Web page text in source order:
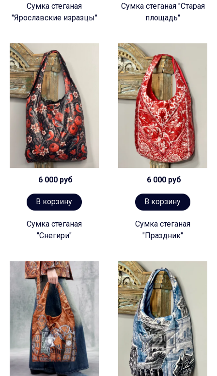
Сумка стеганая
"Ярославские изразцы"
Сумка стеганая "Старая
площадь"
6 000 руб
В корзину
Сумка стеганая
"Снегири"
6 000 руб
В корзину
Сумка стеганая
"Праздник"